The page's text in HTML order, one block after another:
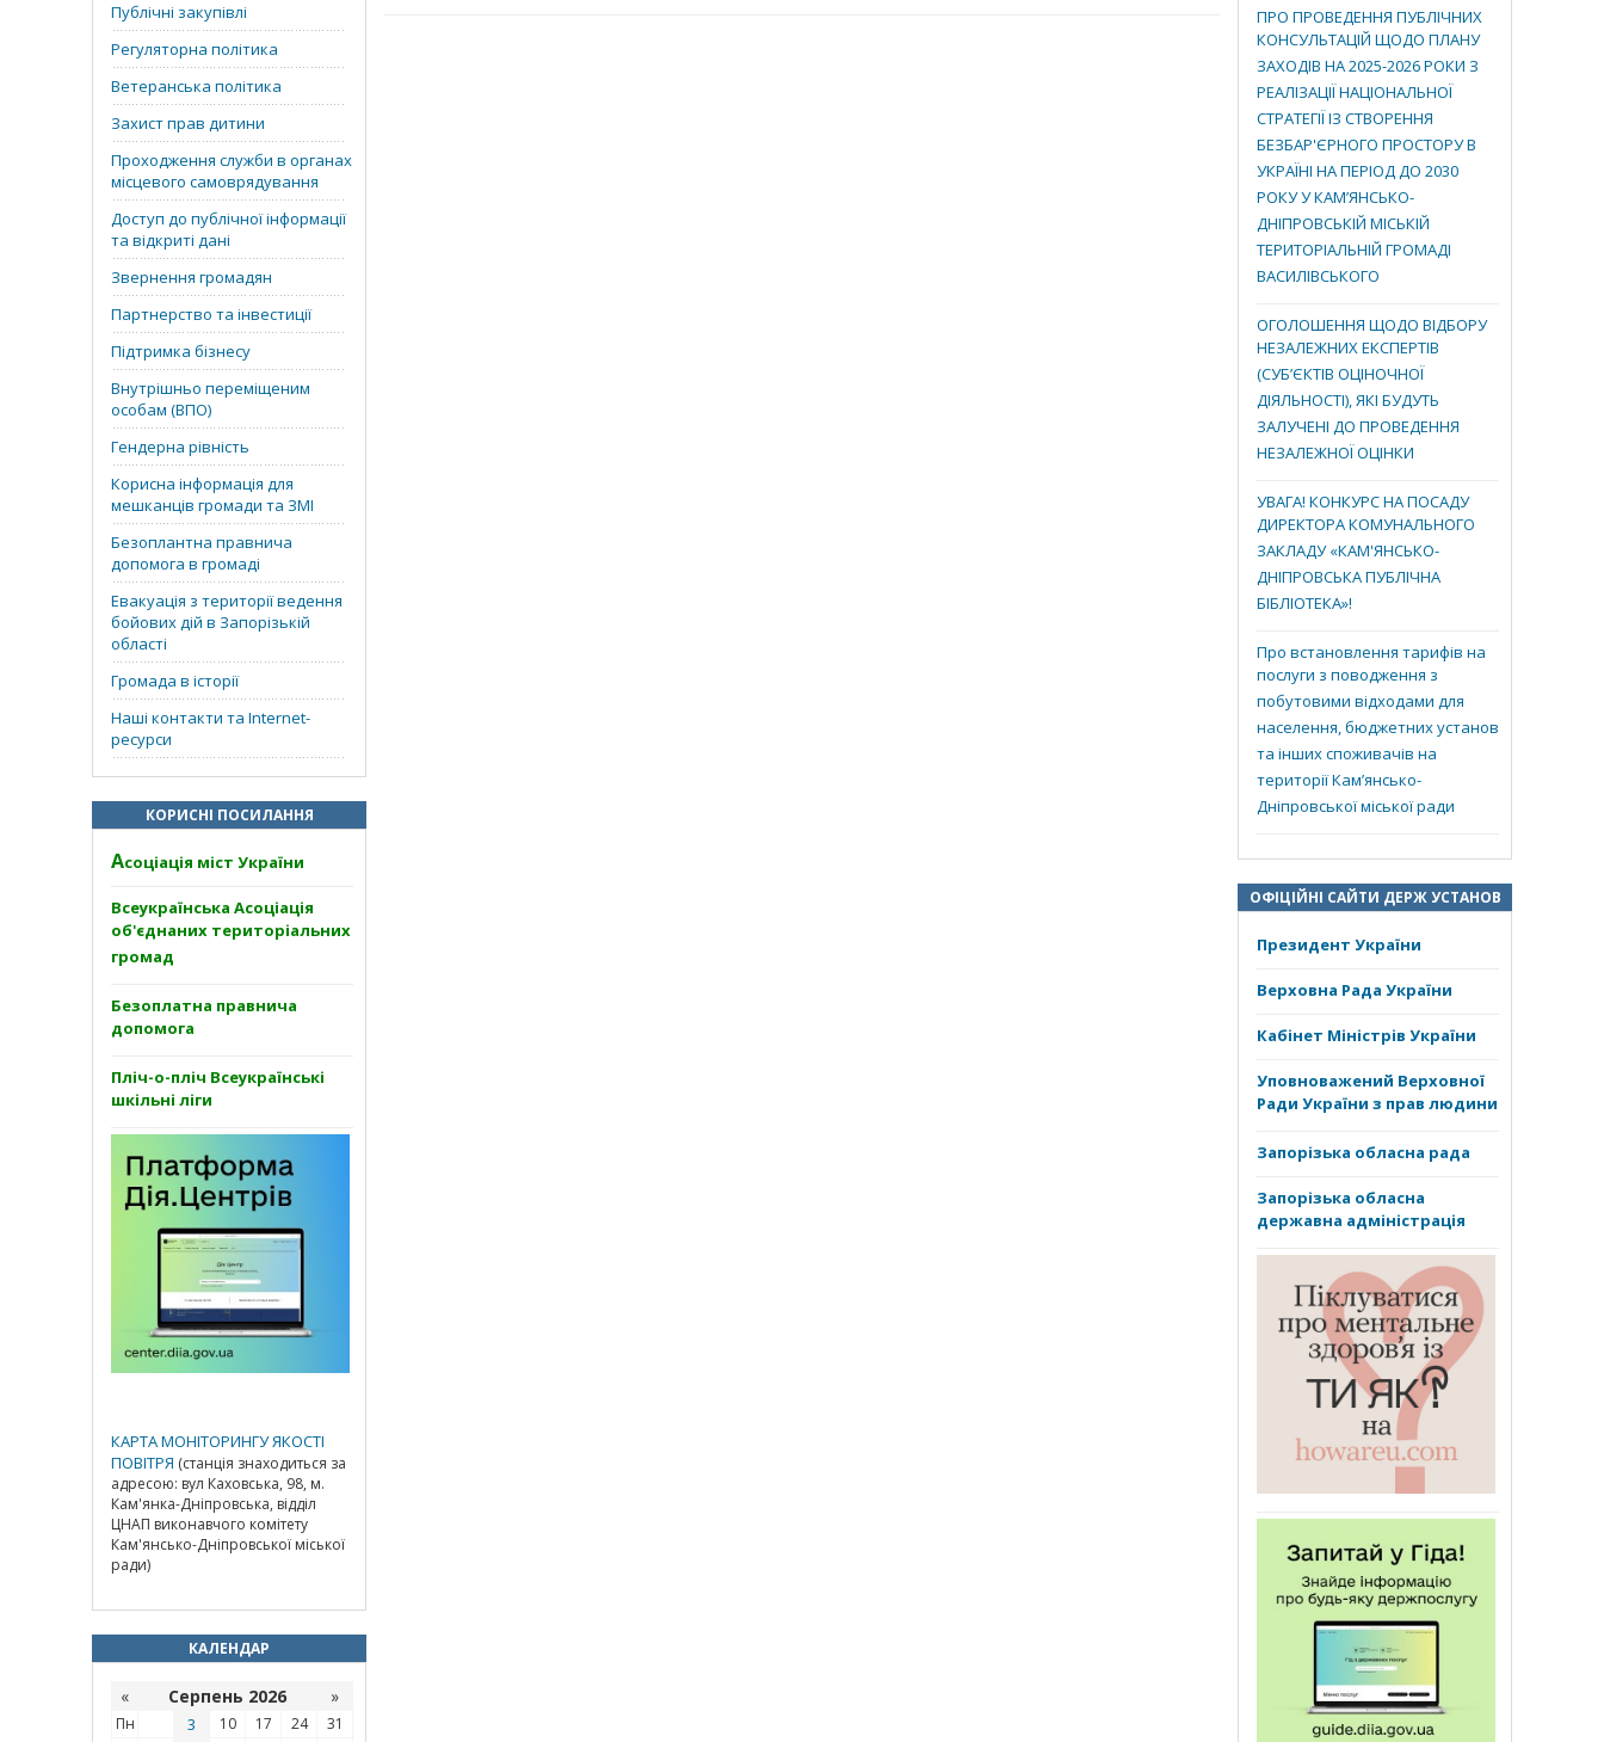
Публічні закупівлі
Регуляторна політика
Ветеранська політика
Захист прав дитини
Проходження служби в органах
місцевого самоврядування
Доступ до публічної інформації
та відкриті дані
Звернення громадян
Партнерство та інвестиції
Підтримка бізнесу
Внутрішньо переміщеним
особам (ВПО)
Гендерна рівність
Корисна інформація для
мешканців громади та ЗМІ
Безоплантна правнича
допомога в громаді
Евакуація з території ведення
бойових дій в Запорізькій
області
Громада в історії
Наші контакти та Internet-
ресурси
КОРИСНІ ПОСИЛАННЯ
Асоціація міст України
Всеукраїнська Асоціація
об'єднаних територіальних
громад
Безоплатна правнича
допомога
Пліч-о-пліч Всеукраїнські
шкільні ліги
КАРТА МОНІТОРИНГУ ЯКОСТІ
ПОВІТРЯ (станція знаходиться за
адресою: вул Каховська, 98, м.
Кам'янка-Дніпровська, відділ
ЦНАП виконавчого комітету
Кам'янсько-Дніпровської міської
ради)
КАЛЕНДАР
« Серпень 2026 »
Пн 3 10 17 24
31
ПРО ПРОВЕДЕННЯ ПУБЛІЧНИХ
КОНСУЛЬТАЦІЙ ЩОДО ПЛАНУ
ЗАХОДІВ НА 2025-2026 РОКИ З
РЕАЛІЗАЦІЇ НАЦІОНАЛЬНОЇ
СТРАТЕГІЇ ІЗ СТВОРЕННЯ
БЕЗБАР'ЄРНОГО ПРОСТОРУ В
УКРАЇНІ НА ПЕРІОД ДО 2030
РОКУ У КАМ’ЯНСЬКО-
ДНІПРОВСЬКІЙ МІСЬКІЙ
ТЕРИТОРІАЛЬНІЙ ГРОМАДІ
ВАСИЛІВСЬКОГО
ОГОЛОШЕННЯ ЩОДО ВІДБОРУ
НЕЗАЛЕЖНИХ ЕКСПЕРТІВ
(СУБ’ЄКТІВ ОЦІНОЧНОЇ
ДІЯЛЬНОСТІ), ЯКІ БУДУТЬ
ЗАЛУЧЕНІ ДО ПРОВЕДЕННЯ
НЕЗАЛЕЖНОЇ ОЦІНКИ
УВАГА! КОНКУРС НА ПОСАДУ
ДИРЕКТОРА КОМУНАЛЬНОГО
ЗАКЛАДУ «КАМ'ЯНСЬКО-
ДНІПРОВСЬКА ПУБЛІЧНА
БІБЛІОТЕКА»!
Про встановлення тарифів на
послуги з поводження з
побутовими відходами для
населення, бюджетних установ
та інших споживачів на
території Кам’янсько-
Дніпровської міської ради
ОФІЦІЙНІ САЙТИ ДЕРЖ УСТАНОВ
Президент України
Верховна Рада України
Кабінет Міністрів України
Уповноважений Верховної
Ради України з прав людини
Запорізька обласна рада
Запорізька обласна
державна адміністрація